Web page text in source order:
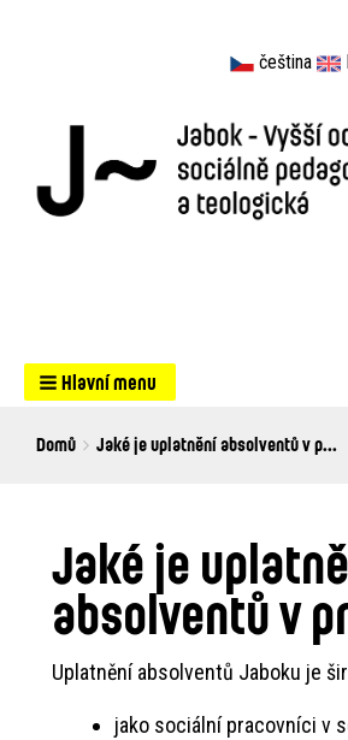
čeština
Hlavní menu
Breadcrumbs
You
Domů Jaké je uplatnění absolventů v p...
Jaké je
absolventů v
Uplatnění absolventů Jaboku je
jako sociální pracovníci v